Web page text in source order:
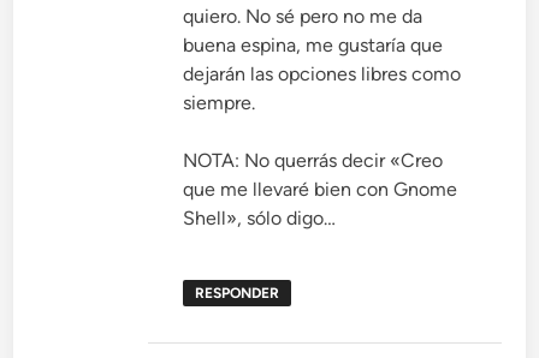
quiero. No sé pero no me da
buena espina, me gustaría que
dejarán las opciones libres como
siempre.
NOTA: No querrás decir «Creo
que me llevaré bien con Gnome
Shell», sólo digo…
RESPONDER